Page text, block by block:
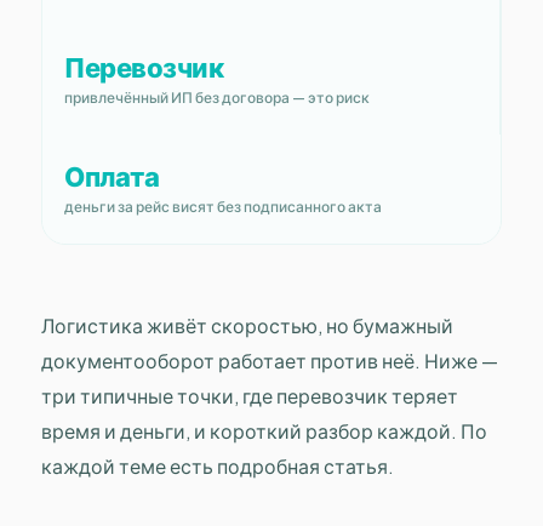
Перевозчик
привлечённый ИП без договора — это риск
Оплата
деньги за рейс висят без подписанного акта
Логистика живёт скоростью, но бумажный
документооборот работает против неё. Ниже —
три типичные точки, где перевозчик теряет
время и деньги, и короткий разбор каждой. По
каждой теме есть подробная статья.